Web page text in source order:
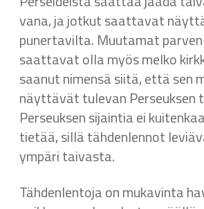
vana, ja jotkut saattavat
punertavilta. Muutamat
saattavat olla myös melko
saanut nimensä siitä, että sen
näyttävät tulevan Perseuksen
Perseuksen sijaintia ei
tietää, sillä tähdenlennot
ympäri taivasta.
Tähdenlentoja on mukavinta